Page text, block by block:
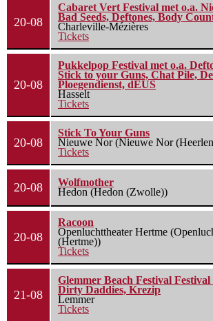
20-08
Cabaret Vert Festival met o.a.
Bad Seeds, Deftones, Body
Charleville-Mézières
Tickets
20-08
Pukkelpop Festival met o.a.
Stick to your Guns, Chat Pile,
Ploegendienst, dEUS
Hasselt
Tickets
20-08
Stick To Your Guns
Nieuwe Nor (Nieuwe Nor
Tickets
20-08
Wolfmother
Hedon (Hedon (Zwolle))
20-08
Racoon
Openluchttheater Hertme
(Hertme))
Tickets
21-08
Glemmer Beach Festival
Dirty Daddies, Krezip
Lemmer
Tickets